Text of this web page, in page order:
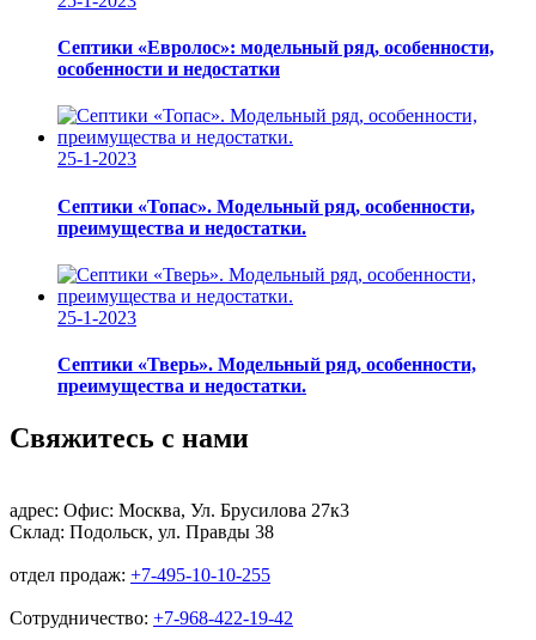
Септики «Евролос»: модельный ряд, особенности,
особенности и недостатки
25-1-2023
Септики «Топас». Модельный ряд, особенности,
преимущества и недостатки.
25-1-2023
Септики «Тверь». Модельный ряд, особенности,
преимущества и недостатки.
Свяжитесь с нами
адрес: Офис: Москва, Ул. Брусилова 27к3
Склад: Подольск, ул. Правды 38
отдел продаж: +7-495-10-10-255
Сотрудничество: +7-968-422-19-42